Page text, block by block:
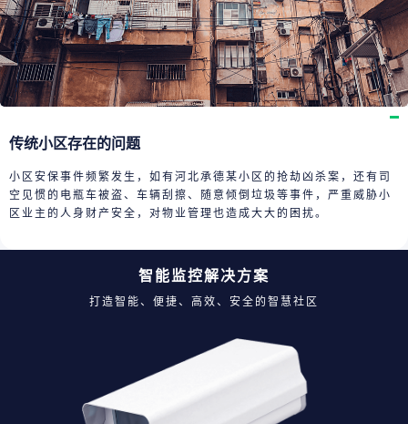
传统小区存在的问题
小区安保事件频繁发生，如有河北承德某小区的抢劫凶杀案，还有司
空见惯的电瓶车被盗、车辆刮擦、随意倾倒垃圾等事件，严重威胁小
区业主的人身财产安全，对物业管理也造成大大的困扰。
智能监控解决方案
打造智能、便捷、高效、安全的智慧社区